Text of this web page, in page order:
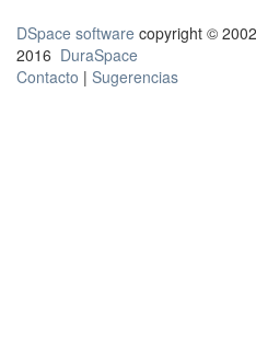
DSpace software copyright ©
2016 DuraSpace
Contacto | Sugerencias